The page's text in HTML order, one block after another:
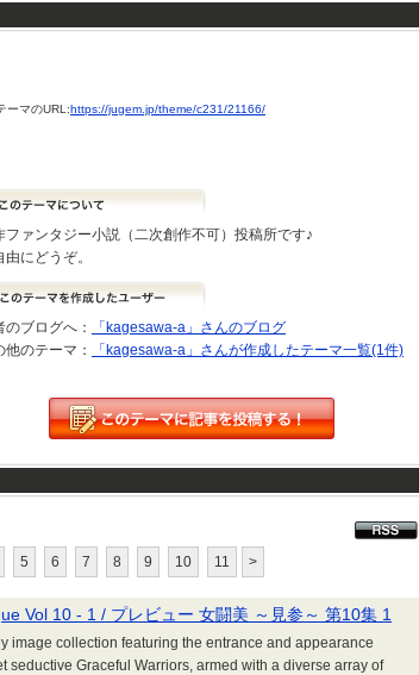
ーマのURL:https://jugem.jp/theme/c231/21166/
ファンタジー小説（二次創作不可）投稿所です♪
由にどうぞ。
のブログへ：
「kagesawa-a」さんのブログ
他のテーマ：
「kagesawa-a」さんが作成したテーマ一覧(1件)
5 6 7 8 9 10 11 >
Vol 10 - 1 / プレビュー 女闘美 ～見参～ 第10集 1
image collection featuring the entrance and appearance
seductive Graceful Warriors, armed with a diverse array of